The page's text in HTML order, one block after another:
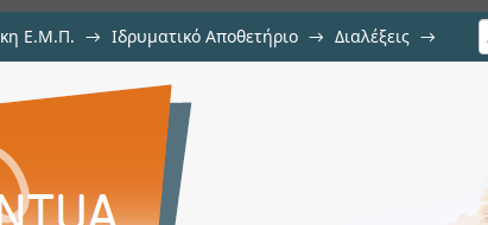
Ε.Μ.Π. → Ιδρυματικό Αποθετήριο → Διαλέξεις →
της Αθήνας: η περίπτωση